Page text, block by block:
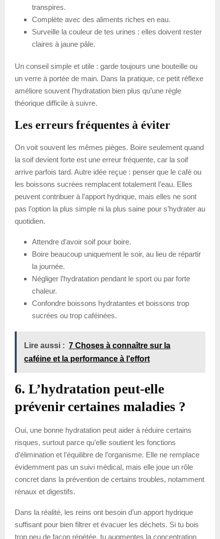
transpires.
Complète avec des aliments riches en eau.
Surveille la couleur de tes urines : elles doivent rester
claires à jaune pâle.
Un conseil simple et utile : garde toujours une bouteille ou
un verre à portée de main. Dans la pratique, ce petit réflexe
améliore souvent l’hydratation bien plus qu’une règle
théorique difficile à suivre.
Les erreurs fréquentes à éviter
On voit souvent les mêmes pièges. Boire seulement quand
la soif devient forte est une erreur fréquente, car la soif
arrive parfois tard. Autre idée reçue : penser que le café ou
les boissons sucrées remplacent totalement l’eau. Elles
peuvent contribuer à l’apport hydrique, mais elles ne sont
pas l’option la plus simple ni la plus saine pour s’hydrater au
quotidien.
Attendre d’avoir soif pour boire.
Boire beaucoup uniquement le soir, au lieu de répartir
la journée.
Négliger l’hydratation pendant le sport ou par forte
chaleur.
Confondre boissons hydratantes et boissons trop
sucrées ou trop caféinées.
Lire aussi : 7 Choses à connaître sur la
caféine et la performance à l'effort
6. L’hydratation peut-elle
prévenir certaines maladies ?
Oui, une bonne hydratation peut aider à réduire certains
risques, surtout parce qu’elle soutient les fonctions
d’élimination et l’équilibre de l’organisme. Elle ne remplace
évidemment pas un suivi médical, mais elle joue un rôle
concret dans la prévention de certains troubles, notamment
rénaux et digestifs.
Dans la réalité, les reins ont besoin d’un apport hydrique
suffisant pour bien filtrer et évacuer les déchets. Si tu bois
trop peu de façon répétée, tu augmentes la concentration